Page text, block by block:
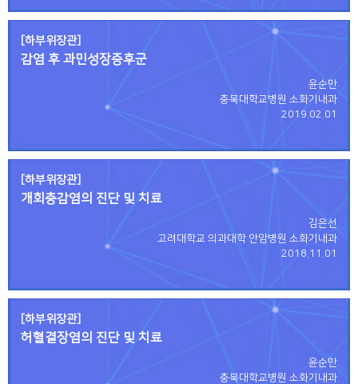
[하부위장관]
감염 후 과민성장증후군
윤순만
충북대학교병원 소화기내과
2019.02.01
[하부위장관]
개회충감염의 진단 및 치료
김은선
고려대학교 의과대학 안암병원 소화기내과
2018.11.01
[하부위장관]
허혈결장염의 진단 및 치료
윤순만
충북대학교병원 소화기내과